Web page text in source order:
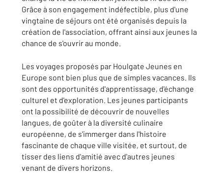
Grâce à son engagement indéfectible, plus d'une
vingtaine de séjours ont été organisés depuis la
création de l'association, offrant ainsi aux jeunes la
chance de s'ouvrir au monde.
Les voyages proposés par Houlgate Jeunes en
Europe sont bien plus que de simples vacances. Ils
sont des opportunités d'apprentissage, d'échange
culturel et d'exploration. Les jeunes participants
ont la possibilité de découvrir de nouvelles
langues, de goûter à la diversité culinaire
européenne, de s'immerger dans l'histoire
fascinante de chaque ville visitée, et surtout, de
tisser des liens d'amitié avec d'autres jeunes
venant de divers horizons.